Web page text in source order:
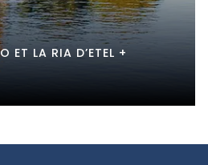
ET LA RIA D’ETEL +